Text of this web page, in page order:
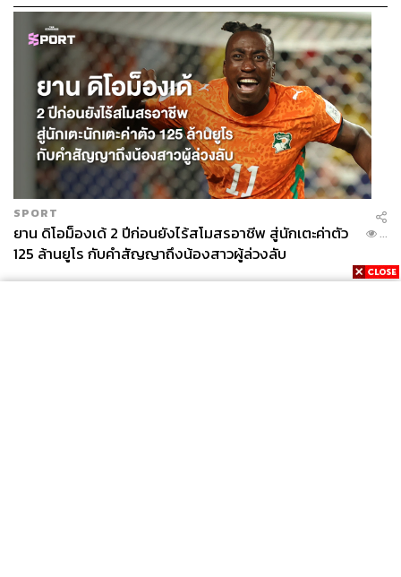
SPORT
ยาน ดิโอม็องเด้ 2 ปีก่อนยังไร้สโมสรอาชีพ สู่นักเตะค่าตัว
125 ล้านยูโร กับคำสัญญาถึงน้องสาวผู้ล่วงลับ
...